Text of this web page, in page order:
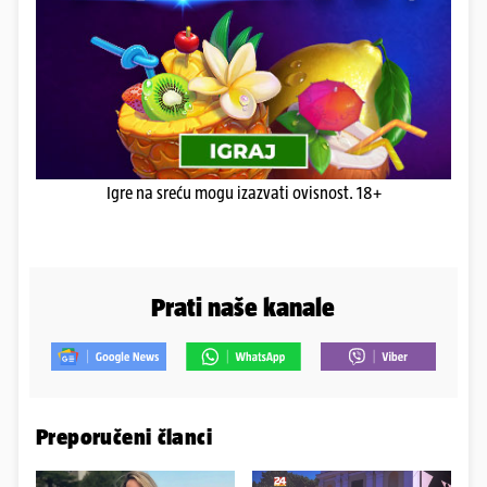
Igre na sreću mogu izazvati ovisnost. 18+
Prati naše kanale
Preporučeni članci